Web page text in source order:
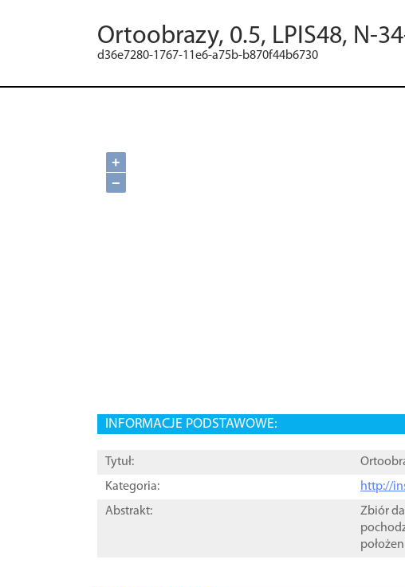
Ortoobrazy, 0.5, LPIS48, N-
d36e7280-1767-11e6-a75b-b870f44b6730
+
−
INFORMACJE PODSTAWOWE:
Tytuł:
Kategoria:
http://
Abstrakt:
Zbiór